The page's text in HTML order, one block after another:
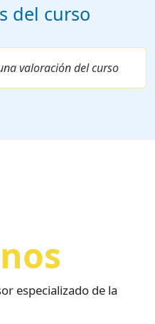
del curso
valoración del curso
especializado de la